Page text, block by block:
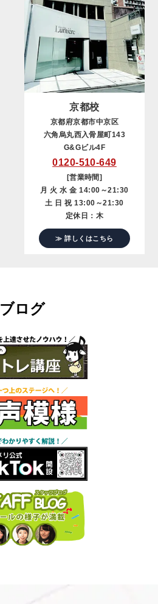
京都校
京都府京都市中京区
六角烏丸西入骨屋町143
G&Gビル4F
0120-510-649
[営業時間]
月 火 水 金 14:00～21:30
土 日 祝 13:00～21:30
定休日：木
≫ 詳しくはこちら
ブログ